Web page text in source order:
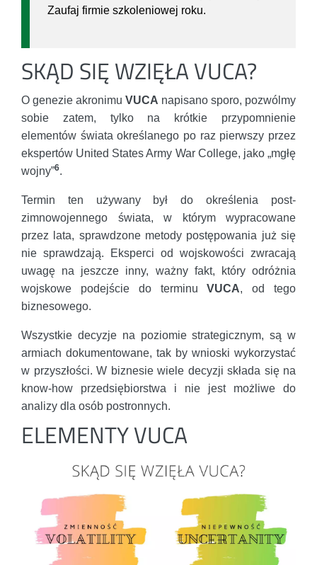
Zaufaj firmie szkoleniowej roku.
SKĄD SIĘ WZIĘŁA VUCA?
O genezie akronimu VUCA napisano sporo, pozwólmy
sobie zatem, tylko na krótkie przypomnienie
elementów świata określanego po raz pierwszy przez
ekspertów United States Army War College, jako „mgłę
wojny”6.
Termin ten używany był do określenia post-
zimnowojennego świata, w którym wypracowane
przez lata, sprawdzone metody postępowania już się
nie sprawdzają. Eksperci od wojskowości zwracają
uwagę na jeszcze inny, ważny fakt, który odróżnia
wojskowe podejście do terminuVUCA, od tego
biznesowego.
Wszystkie decyzje na poziomie strategicznym, są w
armiach dokumentowane, tak by wnioski wykorzystać
w przyszłości. W biznesie wiele decyzji składa się na
know-how przedsiębiorstwa i nie jest możliwe do
analizy dla osób postronnych.
ELEMENTY VUCA